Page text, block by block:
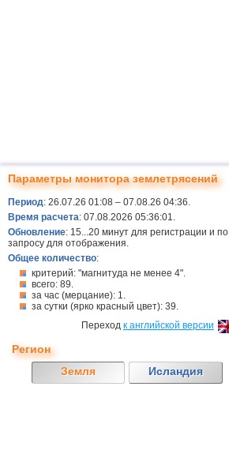
Параметры монитора землетрясений
Период: 26.07.26 01:08 – 07.08.26 04:36.
Время расчета: 07.08.2026 05:36:01.
Обновление: 15...20 минут для регистрации и по
запросу для отображения.
Общее количество:
критерий: "магнитуда не менее 4".
всего: 89.
за час (мерцание): 1.
за сутки (ярко красный цвет): 39.
Переход к английской версии
Регион
Земля
Исландия